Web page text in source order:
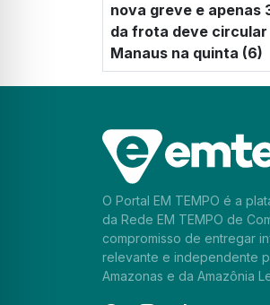
nova greve e apenas
da frota deve circular
Manaus na quinta (6)
O Portal EM TEMPO é a
da Rede EM TEMPO de
compromisso de entregar
relevante e independente
Amazonas e da Amazônia